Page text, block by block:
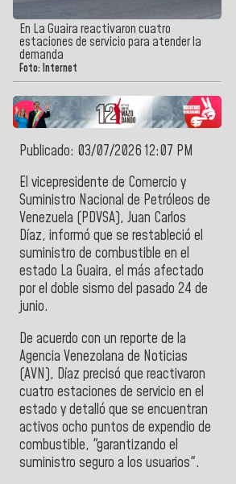
En La Guaira reactivaron cuatro
estaciones de servicio para atender la
demanda
Foto: Internet
Publicado: 03/07/2026 12:07 PM
El vicepresidente de Comercio y
Suministro Nacional de Petróleos de
Venezuela (PDVSA), Juan Carlos
Díaz, informó que se restableció el
suministro de combustible en el
estado La Guaira, el más afectado
por el doble sismo del pasado 24 de
junio.
De acuerdo con un reporte de la
Agencia Venezolana de Noticias
(AVN), Díaz precisó que reactivaron
cuatro estaciones de servicio en el
estado y detalló que se encuentran
activos ocho puntos de expendio de
combustible, "garantizando el
suministro seguro a los usuarios".